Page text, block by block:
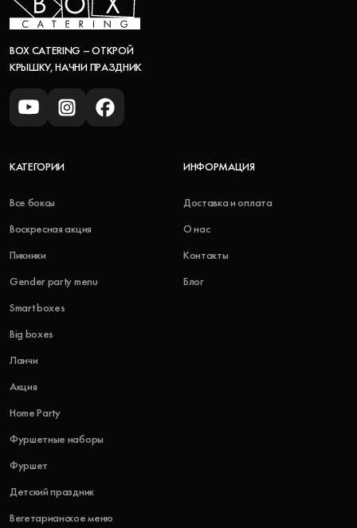
BOX CATERING – ОТКРОЙ
КРЫШКУ, НАЧНИ ПРАЗДНИК
КАТЕГОРИИ
Все боксы
Воскресная акция
Пикники
Gender party menu
Smart boxes
Big boxes
Ланчи
Акция
Home Party
Фуршетные наборы
Фуршет
Детский праздник
Вегетарианское меню
ИНФОРМАЦИЯ
Доставка и оплата
О нас
Контакты
Блог